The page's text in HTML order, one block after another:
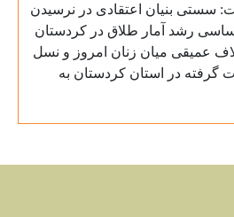
سستی بنیان اعتقادی در نرسیدن
رشد آمار طلاق در کردستان
عمیقی میان زنان امروز و نسل
نسبت به نسل های گذشته است.شایان ذکر است ۲/۱۴ درصد ازدواج های صورت گرفته در استان کردستان به